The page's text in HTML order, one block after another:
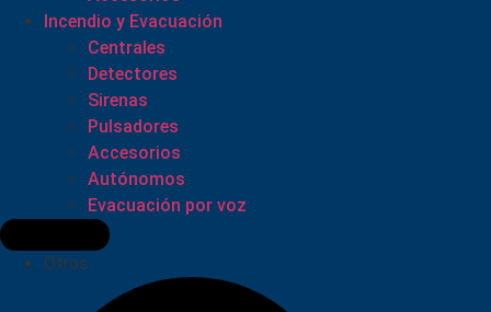
Incendio y Evacuación
Centrales
Detectores
Sirenas
Pulsadores
Accesorios
Autónomos
Evacuación por voz
Otros